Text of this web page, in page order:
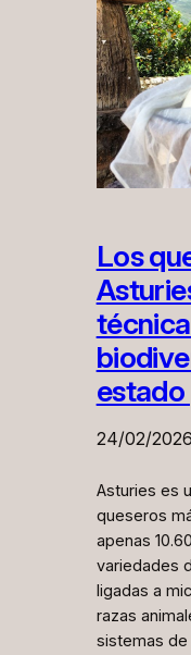
Los
24/02/2026
Asturies es
queseros
apenas
variedades
ligadas a
razas
sistemas de